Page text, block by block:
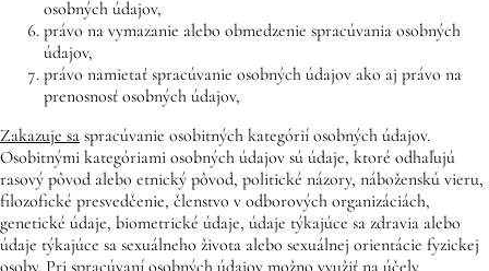
osobných údajov,
právo na vymazanie alebo obmedzenie spracúvania osobných
údajov,
právo namietať spracúvanie osobných údajov ako aj právo na
prenosnosť osobných údajov,
Zakazuje sa spracúvanie osobitných kategórií osobných údajov.
Osobitnými kategóriami osobných údajov sú údaje, ktoré odhaľujú
rasový pôvod alebo etnický pôvod, politické názory, náboženskú vieru,
filozofické presvedčenie, členstvo v odborových organizáciách,
genetické údaje, biometrické údaje, údaje týkajúce sa zdravia alebo
údaje týkajúce sa sexuálneho života alebo sexuálnej orientácie fyzickej